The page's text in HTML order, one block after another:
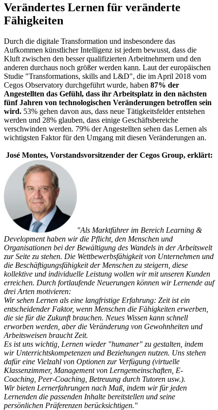
Verändertes Lernen für veränderte
Fähigkeiten
Durch die digitale Transformation und insbesondere das
Aufkommen künstlicher Intelligenz ist jedem bewusst, dass die
Kluft zwischen den besser qualifizierten Arbeitnehmern und den
anderen durchaus noch größer werden kann. Laut der europäischen
Studie "Transformations, skills and L&D", die im April 2018 vom
Cegos Observatory durchgeführt wurde, haben 87% der
Angestellten das Gefühl, dass ihr Arbeitsplatz in den nächsten
fünf Jahren von technologischen Veränderungen betroffen sein
wird. 53% gehen davon aus, dass neue Tätigkeitsfelder entstehen
werden und 28% glauben, dass einige Geschäftsbereiche
verschwinden werden. 79% der Angestellten sehen das Lernen als
wichtigsten Faktor für den Umgang mit diesen Veränderungen an.
José Montes, Vorstandsvorsitzender der Cegos Group, erklärt:
"Als Marktführer im Bereich Learning &
Development haben wir die Pflicht, den Menschen und
Organisationen bei der Bewältigung des Wandels in der Arbeitswelt
zur Seite zu stehen. Die Wettbewerbsfähigkeit von Unternehmen und
die Beschäftigungsfähigkeit der Menschen zu steigern, diese
kollektive und individuelle Leistung wollen wir mit unseren Kunden
erreichen. Durch fortlaufende Neuerungen können wir Lernende auf
drei Arten motivieren:
Wir sehen Lernen als eine langfristige Erfahrung: Zeit ist ein
entscheidender Faktor, wenn Menschen die Fähigkeiten erwerben,
die sie für die Zukunft brauchen. Neues Wissen kann schnell
erworben werden, aber die Veränderung von Gewohnheiten und
Arbeitsweisen braucht Zeit.
Es ist uns wichtig, Lernen wieder "humaner" zu gestalten, indem
wir Unterrichtskompetenzen und Beziehungen nutzen. Uns stehen
dafür eine Vielzahl von Optionen zur Verfügung (virtuelle
Klassenzimmer, Management von Lerngemeinschaften, E-
Coaching, Peer-Coaching, Betreuung durch Tutoren usw.).
Wir bieten Lernerfahrungen nach Maß, indem wir für jeden
Lernenden die passenden Inhalte bereitstellen und seine
persönlichen Präferenzen berücksichtigen."